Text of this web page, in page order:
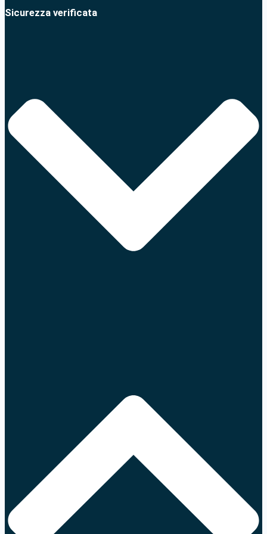
Sicurezza verificata